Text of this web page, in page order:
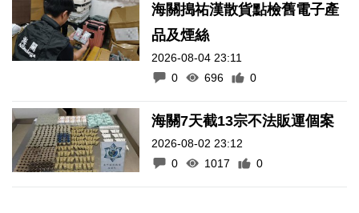
海關搗祐漢散貨點檢舊電子產
品及煙絲
2026-08-04 23:11
0
696 0
海關7天截13宗不法販運個案
2026-08-02 23:12
0
1017 0